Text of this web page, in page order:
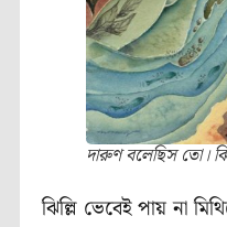
দারুণ বলেছিস তো।
ঝিল্লি ভেবেই পায় না